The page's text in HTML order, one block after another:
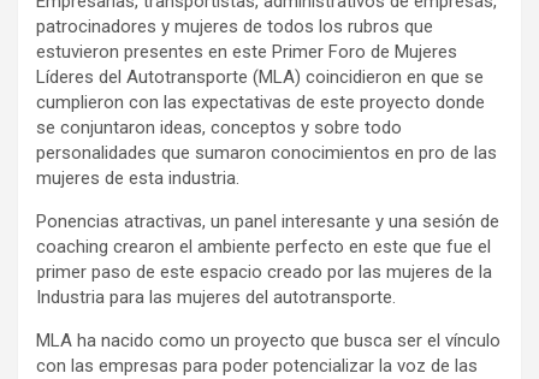
patrocinadores y mujeres de todos los rubros que
estuvieron presentes en este Primer Foro de Mujeres
Líderes del Autotransporte (MLA) coincidieron en que se
cumplieron con las expectativas de este proyecto donde
se conjuntaron ideas, conceptos y sobre todo
personalidades que sumaron conocimientos en pro de las
mujeres de esta industria.
Ponencias atractivas, un panel interesante y una sesión de
coaching crearon el ambiente perfecto en este que fue el
primer paso de este espacio creado por las mujeres de la
Industria para las mujeres del autotransporte.
MLA ha nacido como un proyecto que busca ser el vínculo
con las empresas para poder potencializar la voz de las